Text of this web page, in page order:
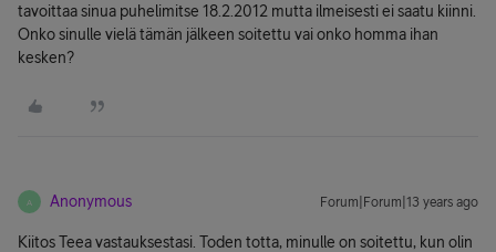
tavoittaa sinua puhelimitse 18.2.2012 mutta ilmeisesti ei saatu kiinni.
Onko sinulle vielä tämän jälkeen soitettu vai onko homma ihan
kesken?
A Anonymous Forum|Forum|13 years ago
Kiitos Teea vastauksestasi. Toden totta, minulle on soitettu, kun olin